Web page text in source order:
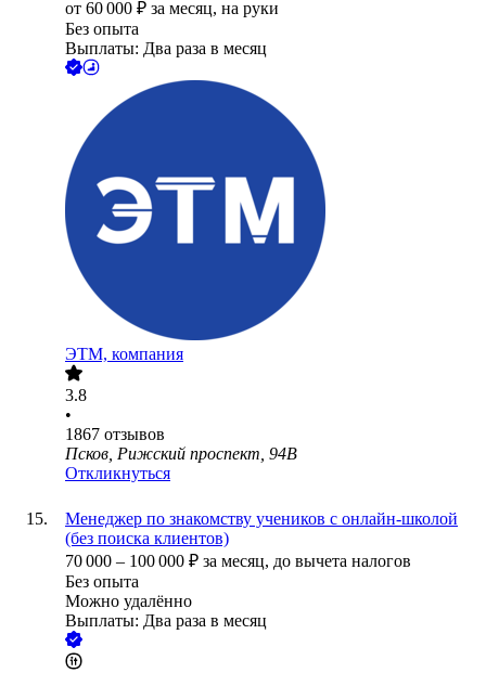
от 60 000 ₽ за месяц, на руки
Без опыта
Выплаты: Два раза в месяц
ЭТМ, компания
3.8
•
1867 отзывов
Псков, Рижский проспект, 94В
Откликнуться
Менеджер по знакомству учеников с онлайн-школой
(без поиска клиентов)
70 000 – 100 000 ₽ за месяц, до вычета налогов
Без опыта
Можно удалённо
Выплаты: Два раза в месяц